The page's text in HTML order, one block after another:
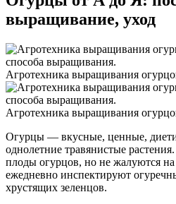
выращивание, уход
Агротехника выращивания
Агротехника выращивания
Огурцы — вкусные, ценные,
однолетние травянистые
плоды огурцов, но не жалуются на
ежедневно инспектируют
хрустящих зеленцов.